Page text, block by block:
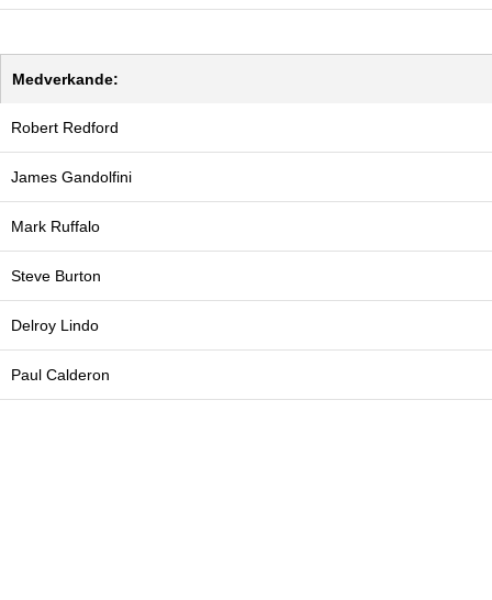
Medverkande:
Robert Redford
James Gandolfini
Mark Ruffalo
Steve Burton
Delroy Lindo
Paul Calderon